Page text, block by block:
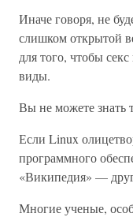
Иначе говоря, не
слишком открытой
для того, чтобы
виды.
Вы не можете знать
Если Linux
программного
«Википедия» —
Многие ученые,